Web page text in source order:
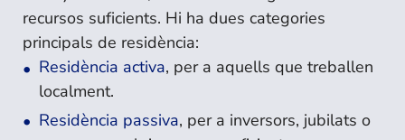
recursos suficients. Hi ha dues categories
principals de residència:
Residència activa, per a aquells que treballen
localment.
Residència passiva, per a inversors, jubilats o